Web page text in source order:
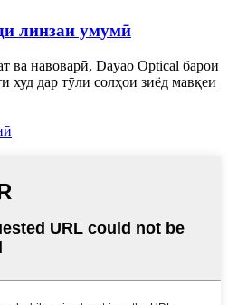
линзаи умумӣ
ва навоварӣ, Dayao Optical барои
худ дар тӯли солҳои зиёд мавқеи